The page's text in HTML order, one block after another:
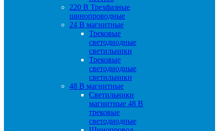
220 B Трехфазные
шинопроводные
24 B магнитные
Трековые
светодиодные
светильники
Трековые
светодиодные
светильники
48 B магнитные
Светильники
магнитные 48 В
трековые
светодиодные